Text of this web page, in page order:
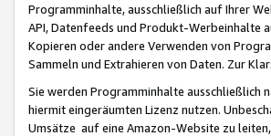
Programminhalte, ausschließlich auf Ihrer
API, Datenfeeds und Produkt-Werbeinhalte
Kopieren oder andere Verwenden von
Sammeln und Extrahieren von Daten. Zur
Sie werden Programminhalte ausschließlich
hiermit eingeräumten Lizenz nutzen.
Umsätze auf eine Amazon-Website zu